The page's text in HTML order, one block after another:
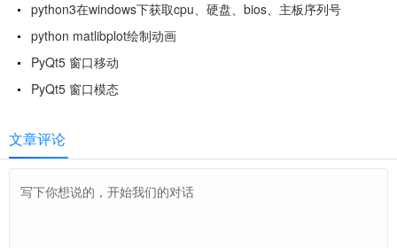
python3在windows下获取cpu、硬盘、bios、主板序列号
python matlibplot绘制动画
PyQt5 窗口移动
PyQt5 窗口模态
文章评论